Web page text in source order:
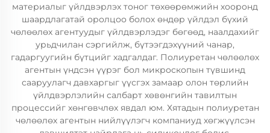
материалыг үйлдвэрлэх тоног төхөөрөмжийн хооронд
шаардлагатай оролцоо болох өндөр үйлдэл бүхий
чөлөөлөх агентуудыг үйлдвэрлэдэг бөгөөд, наалдахийг
урьдчилан сэргийлж, бүтээгдэхүүний чанар,
гадаргуугийн бүтцийг хадгалдаг. Полиуретан чөлөөлөх
агентын үндсэн үүрэг бол микроскопын түвшинд
сааруулагч давхаргыг үүсгэх замаар олон төрлийн
үйлдвэрлэлийн салбарт хөвөнгийн тавилтын
процессийг хөнгөвчлөх явдал юм. Хятадын полиуретан
чөлөөлөх агентын нийлүүлэгч компаниуд хөгжүүлсэн